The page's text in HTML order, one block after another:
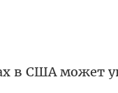
в США может